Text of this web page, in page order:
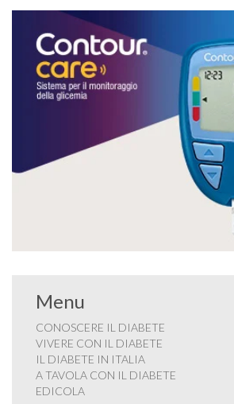
Menu
CONOSCERE IL DIABETE
VIVERE CON IL DIABETE
IL DIABETE IN ITALIA
A TAVOLA CON IL DIABETE
EDICOLA